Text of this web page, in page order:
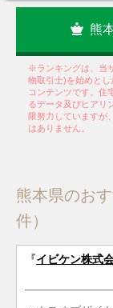
熊
※ランキングは、当
物取引士)を始めと
コンテンツです。住
るデータ及びヒアリ
限努力していますが
はありません。
熊本県のお
件）
『イビケン株式